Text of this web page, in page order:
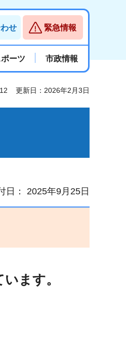
せ 緊急情報
ーツ 市政情報
更新日：2026年2月3日
日： 2025年9月25日
ます。